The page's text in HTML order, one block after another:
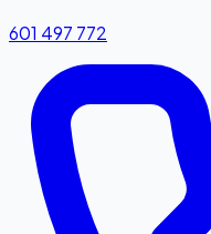
601 497 772